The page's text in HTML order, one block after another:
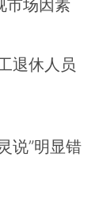
市场因素
退休人员
说”明显错